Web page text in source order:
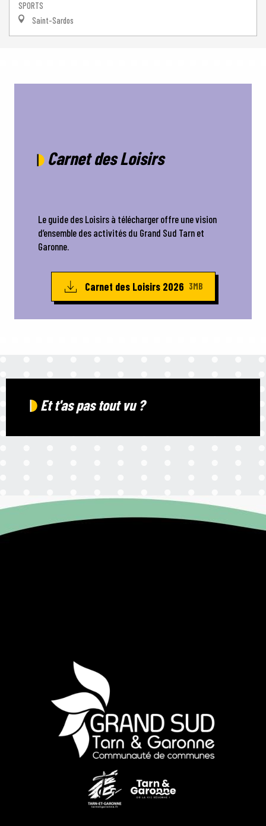
SPORTS
Saint-Sardos
Carnet des Loisirs
Le guide des Loisirs à télécharger offre une vision
d’ensemble des activités du Grand Sud Tarn et
Garonne.
Carnet des Loisirs 2026 3MB
Et t'as pas tout vu ?